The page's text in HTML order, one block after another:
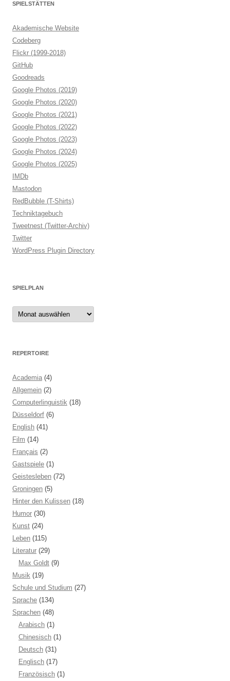
SPIELSTÄTTEN
Akademische Website
Codeberg
Flickr (1999-2018)
GitHub
Goodreads
Google Photos (2019)
Google Photos (2020)
Google Photos (2021)
Google Photos (2022)
Google Photos (2023)
Google Photos (2024)
Google Photos (2025)
IMDb
Mastodon
RedBubble (T-Shirts)
Techniktagebuch
Tweetnest (Twitter-Archiv)
Twitter
WordPress Plugin Directory
SPIELPLAN
Spielplan
REPERTOIRE
Academia (4)
Allgemein (2)
Computerlinguistik (18)
Düsseldorf (6)
English (41)
Film (14)
Français (2)
Gastspiele (1)
Geistesleben (72)
Groningen (5)
Hinter den Kulissen (18)
Humor (30)
Kunst (24)
Leben (115)
Literatur (29)
Max Goldt (9)
Musik (19)
Schule und Studium (27)
Sprache (134)
Sprachen (48)
Arabisch (1)
Chinesisch (1)
Deutsch (31)
Englisch (17)
Französisch (1)